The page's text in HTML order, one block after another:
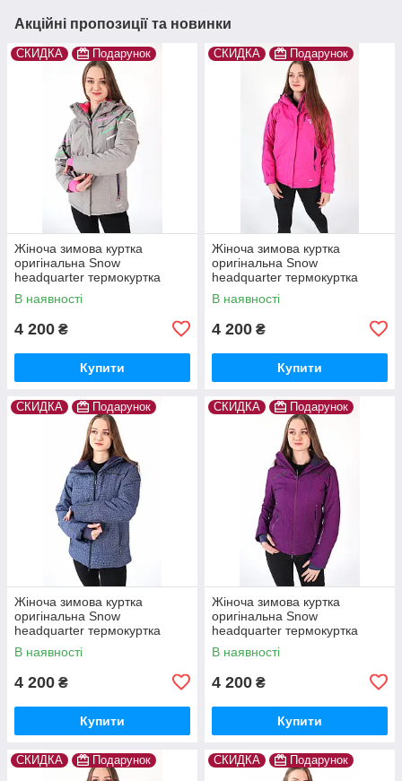
Акційні пропозиції та новинки
СКИДКА Подарунок
Жіноча зимова куртка
оригінальна Snow
headquarter термокуртка
гірськолижна тепла на зиму
В наявності
4 200 ₴
Купити
СКИДКА Подарунок
Жіноча зимова куртка
оригінальна Snow
headquarter термокуртка
гірськолижна тепла на зиму
В наявності
4 200 ₴
Купити
СКИДКА Подарунок
Жіноча зимова куртка
оригінальна Snow
headquarter термокуртка
гірськолижна тепла на зиму
В наявності
4 200 ₴
Купити
СКИДКА Подарунок
Жіноча зимова куртка
оригінальна Snow
headquarter термокуртка
гірськолижна тепла на зиму
В наявності
4 200 ₴
Купити
СКИДКА Подарунок СКИДКА Подарунок